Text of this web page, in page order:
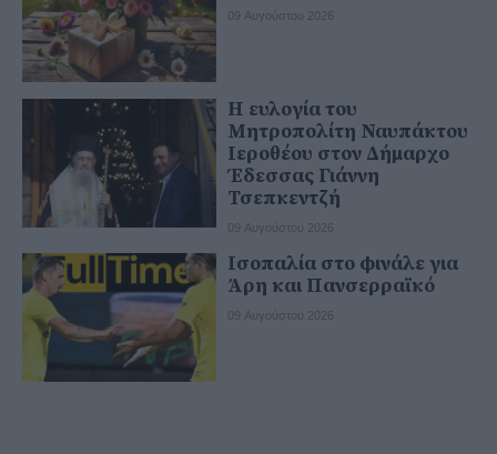
09 Αυγούστου 2026
Η ευλογία του
Μητροπολίτη Ναυπάκτου
Ιεροθέου στον Δήμαρχο
Έδεσσας Γιάννη
Τσεπκεντζή
09 Αυγούστου 2026
Ισοπαλία στο φινάλε για
Άρη και Πανσερραϊκό
09 Αυγούστου 2026